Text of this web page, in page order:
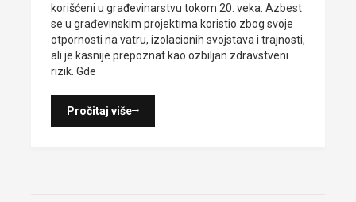
korišćeni u građevinarstvu tokom 20. veka. Azbest
se u građevinskim projektima koristio zbog svoje
otpornosti na vatru, izolacionih svojstava i trajnosti,
ali je kasnije prepoznat kao ozbiljan zdravstveni
rizik. Gde
Pročitaj više